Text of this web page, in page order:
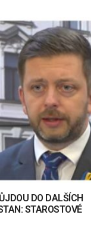
DO DALŠÍCH
STAROSTOVÉ